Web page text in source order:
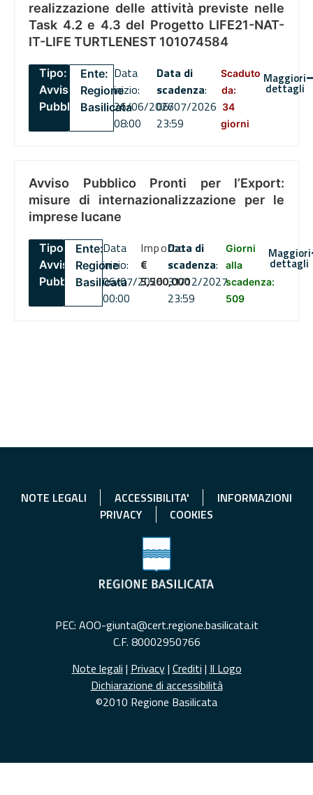
realizzazione delle attività previste nelle
Task 4.2 e 4.3 del Progetto LIFE21-NAT-
IT-LIFE TURTLENEST 101074584
Tipo:
Avviso
Pubblico
Ente:
Regione
Basilicata
Data
inizio:
26/06/2026
08:00
Data di
scadenza:
06/07/2026
23:59
Scaduto
da:
34
giorni
Maggiori
dettagli
Avviso Pubblico Pronti per l’Export:
misure di internazionalizzazione per le
imprese lucane
Tipo:
Avviso
Pubblico
Ente:
Regione
Basilicata
Data
inizio:
06/07/2026
00:00
Importo
€
5,500,000
Data di
scadenza:
31/12/2027
23:59
Giorni
alla
scadenza:
509
Maggiori
dettagli
NOTE LEGALI ACCESSIBILITA'
INFORMAZIONI
PRIVACY
COOKIES
PEC: AOO-giunta@cert.regione.basilicata.it
C.F. 80002950766
Note legali | Privacy| Crediti | Il Logo
Dichiarazione di accessibilità
©2010 Regione Basilicata